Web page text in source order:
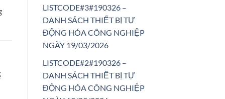
LISTCODE#3#190326 –
DANH SÁCH THIẾT BỊ TỰ
ĐỘNG HÓA CÔNG NGHIỆP
NGÀY 19/03/2026
LISTCODE#2#190326 –
DANH SÁCH THIẾT BỊ TỰ
ĐỘNG HÓA CÔNG NGHIỆP